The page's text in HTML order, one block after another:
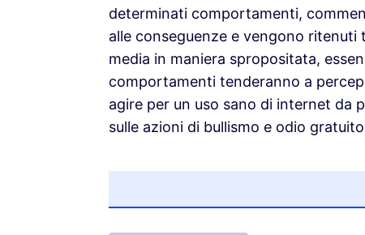
determinati comportamenti,
alle conseguenze e vengono ritenuti
media in maniera spropositata,
comportamenti tenderanno a
agire per un uso sano di internet da
sulle azioni di bullismo e odio